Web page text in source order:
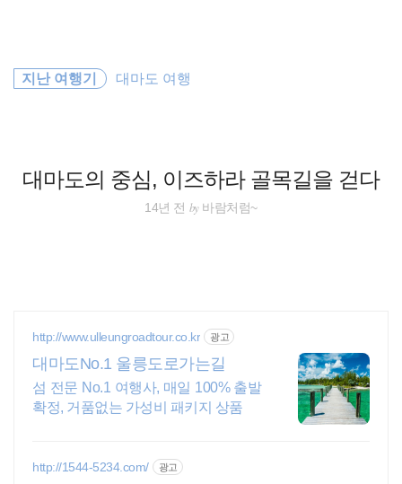
로
대마도의 중심, 이즈하라 골목길을 걷다
지난 여행기 대마도 여행
14년 전 by바람처럼~
http://www.ulleungroadtour.co.kr 광고
대마도No.1 울릉도로가는길
섬 전문 No.1 여행사, 매일 100% 출발
확정, 거품없는 가성비 패키지 상품
http://1544-5234.com/ 광고
필리핀
해외여행
동남아시아